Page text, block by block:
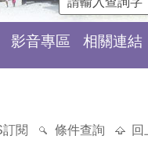
影音專區 相關連結
閱 條件查詢 回